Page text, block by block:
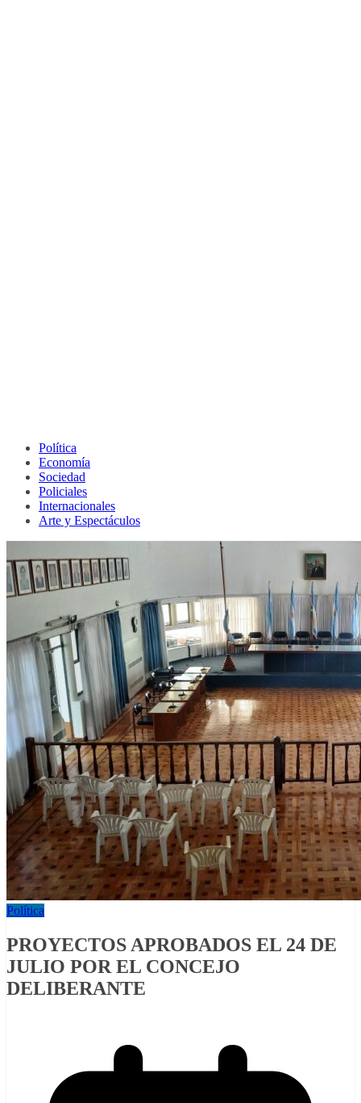
Política
Economía
Sociedad
Policiales
Internacionales
Arte y Espectáculos
Política
PROYECTOS APROBADOS EL 24 DE
JULIO POR EL CONCEJO
DELIBERANTE